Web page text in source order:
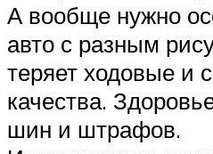
А вообще нужно
авто с разным
теряет ходовые и
качества.
шин и штрафов.